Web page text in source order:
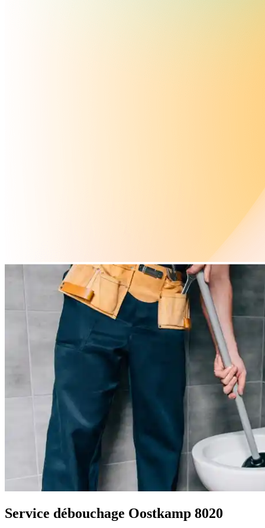
Service débouchage Oostkamp 8020